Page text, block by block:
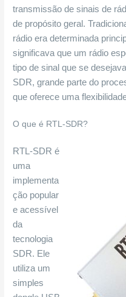
transmissão de sinais de
de propósito geral.
rádio era determinada
significava que um rádio
tipo de sinal que se
SDR, grande parte do
que oferece uma
O que é RTL-SDR?
RTL-SDR é
uma
implementa
ção popular
e acessível
da
tecnologia
SDR. Ele
utiliza um
simples